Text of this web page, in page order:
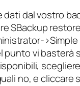
dati dal vostro
SBackup
>Simple
punto vi basterà
no, e cliccare